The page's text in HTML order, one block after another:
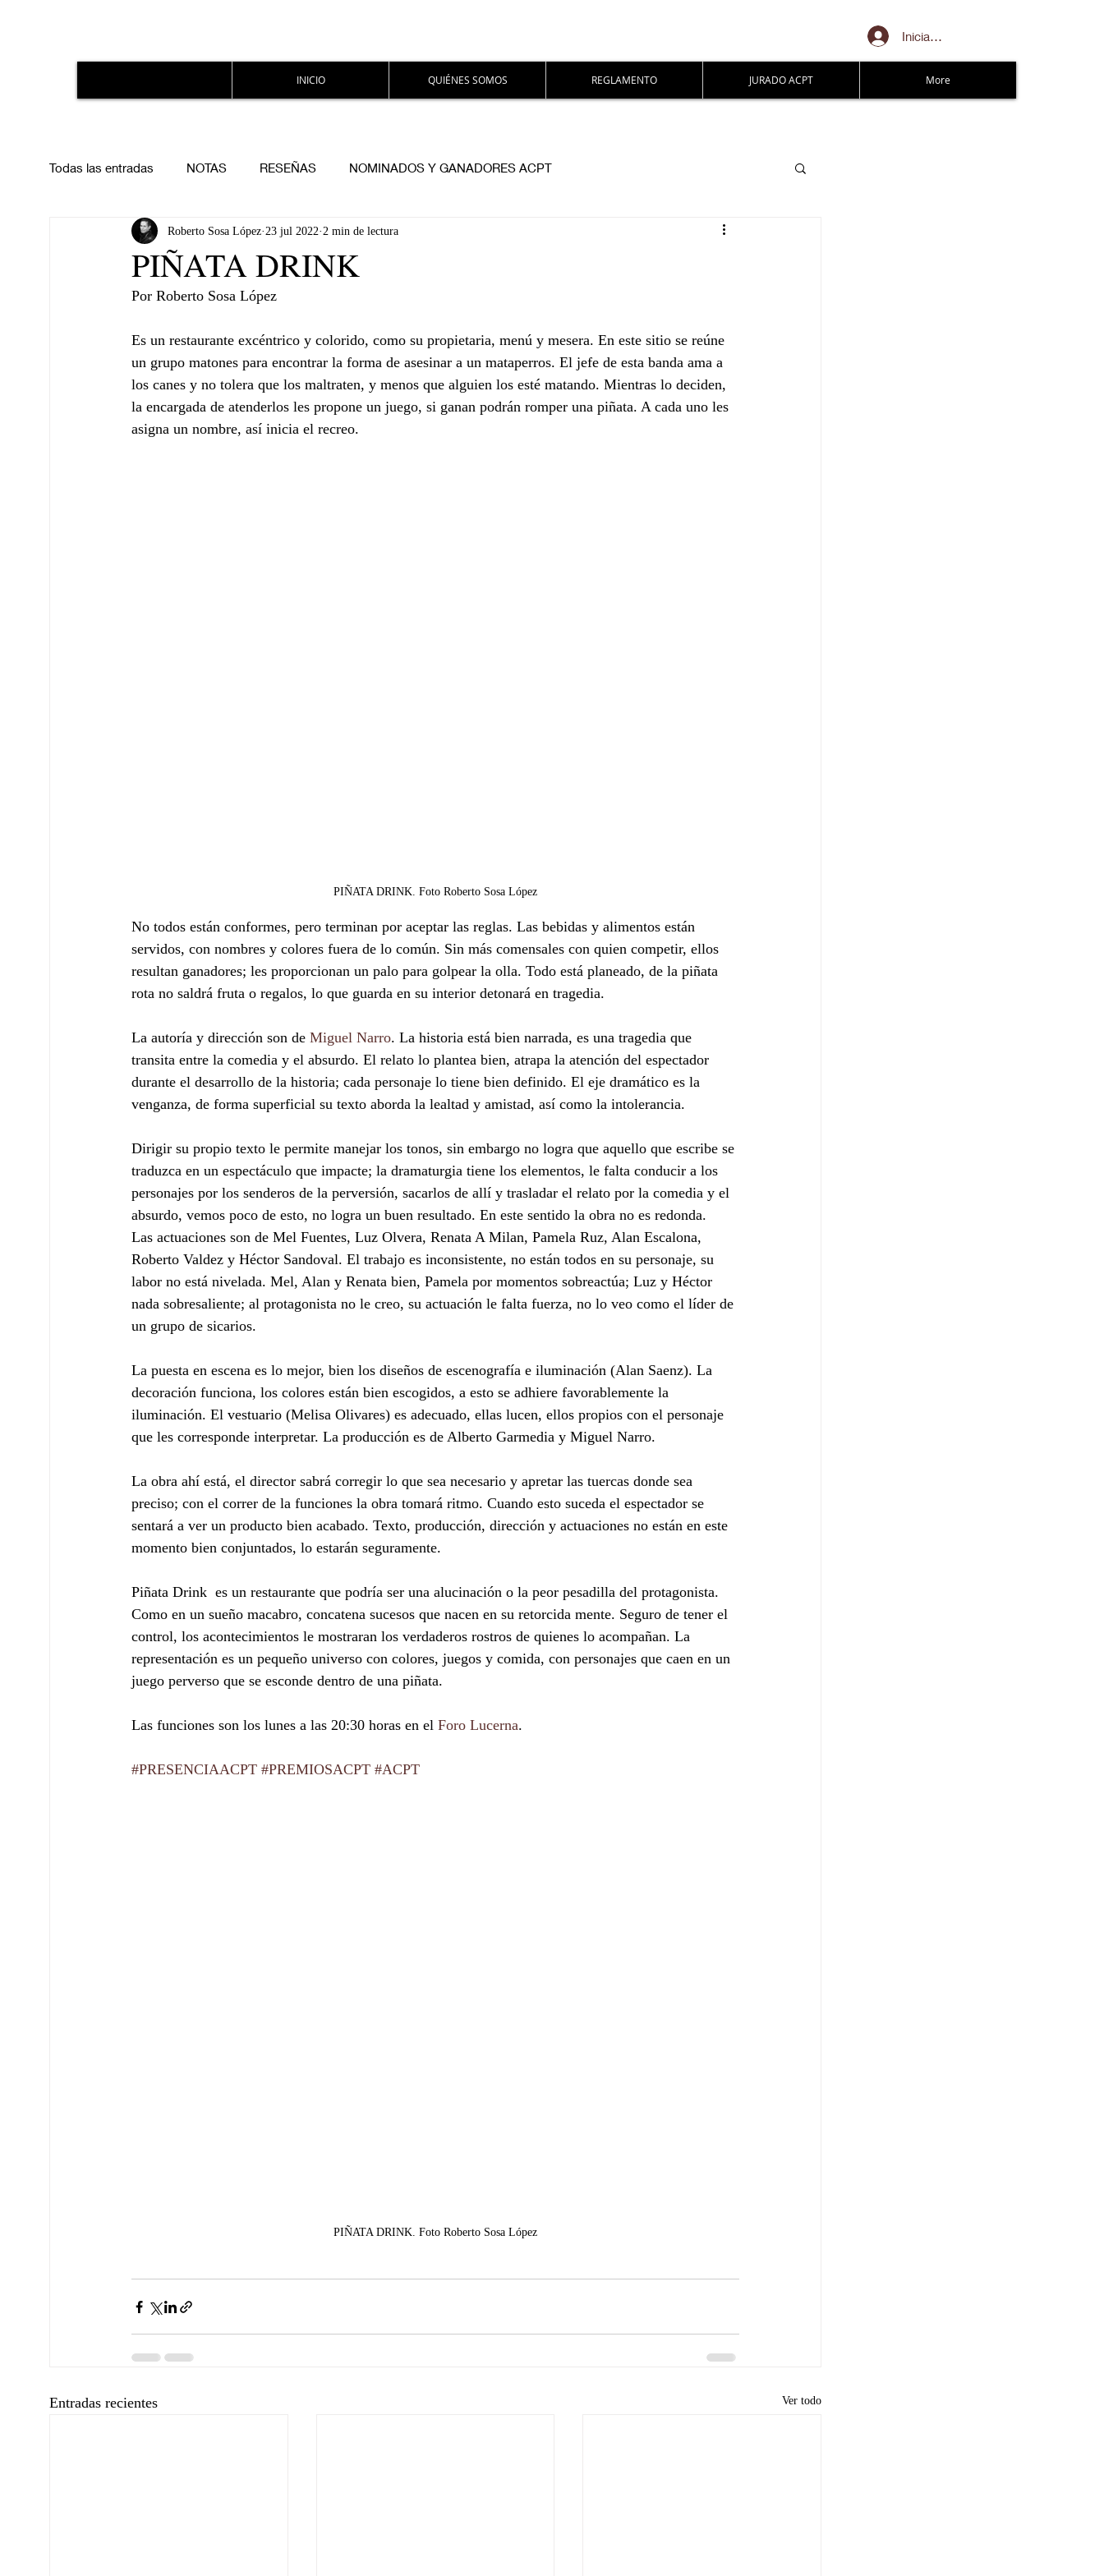
Iniciar sesión
INICIO QUIÉNES SOMOS REGLAMENTO JURADO ACPT More
Todas las entradas NOTAS RESEÑAS NOMINADOS Y GANADORES ACPT
PIÑATA DRINK
Roberto Sosa López 23 jul 2022 2 min de lectura
Por Roberto Sosa López
Es un restaurante excéntrico y colorido, como su propietaria, menú y mesera. En este sitio se reúne
un grupo matones para encontrar la forma de asesinar a un mataperros. El jefe de esta banda ama a
los canes y no tolera que los maltraten, y menos que alguien los esté matando. Mientras lo deciden,
la encargada de atenderlos les propone un juego, si ganan podrán romper una piñata. A cada uno les
asigna un nombre, así inicia el recreo.
PIÑATA DRINK. Foto Roberto Sosa López
No todos están conformes, pero terminan por aceptar las reglas. Las bebidas y alimentos están
servidos, con nombres y colores fuera de lo común. Sin más comensales con quien competir, ellos
resultan ganadores; les proporcionan un palo para golpear la olla. Todo está planeado, de la piñata
rota no saldrá fruta o regalos, lo que guarda en su interior detonará en tragedia.
La autoría y dirección son de Miguel Narro. La historia está bien narrada, es una tragedia que
transita entre la comedia y el absurdo. El relato lo plantea bien, atrapa la atención del espectador
durante el desarrollo de la historia; cada personaje lo tiene bien definido. El eje dramático es la
venganza, de forma superficial su texto aborda la lealtad y amistad, así como la intolerancia.
Dirigir su propio texto le permite manejar los tonos, sin embargo no logra que aquello que escribe se
traduzca en un espectáculo que impacte; la dramaturgia tiene los elementos, le falta conducir a los
personajes por los senderos de la perversión, sacarlos de allí y trasladar el relato por la comedia y el
absurdo, vemos poco de esto, no logra un buen resultado. En este sentido la obra no es redonda.
Las actuaciones son de Mel Fuentes, Luz Olvera, Renata A Milan, Pamela Ruz, Alan Escalona,
Roberto Valdez y Héctor Sandoval. El trabajo es inconsistente, no están todos en su personaje, su
labor no está nivelada. Mel, Alan y Renata bien, Pamela por momentos sobreactúa; Luz y Héctor
nada sobresaliente; al protagonista no le creo, su actuación le falta fuerza, no lo veo como el líder de
un grupo de sicarios.
La puesta en escena es lo mejor, bien los diseños de escenografía e iluminación (Alan Saenz). La
decoración funciona, los colores están bien escogidos, a esto se adhiere favorablemente la
iluminación. El vestuario (Melisa Olivares) es adecuado, ellas lucen, ellos propios con el personaje
que les corresponde interpretar. La producción es de Alberto Garmedia y Miguel Narro.
La obra ahí está, el director sabrá corregir lo que sea necesario y apretar las tuercas donde sea
preciso; con el correr de la funciones la obra tomará ritmo. Cuando esto suceda el espectador se
sentará a ver un producto bien acabado. Texto, producción, dirección y actuaciones no están en este
momento bien conjuntados, lo estarán seguramente.
Piñata Drink  es un restaurante que podría ser una alucinación o la peor pesadilla del protagonista.
Como en un sueño macabro, concatena sucesos que nacen en su retorcida mente. Seguro de tener el
control, los acontecimientos le mostraran los verdaderos rostros de quienes lo acompañan. La
representación es un pequeño universo con colores, juegos y comida, con personajes que caen en un
juego perverso que se esconde dentro de una piñata.
Las funciones son los lunes a las 20:30 horas en el Foro Lucerna.
#PRESENCIAACPT #PREMIOSACPT #ACPT
PIÑATA DRINK. Foto Roberto Sosa López
Entradas recientes Ver todo